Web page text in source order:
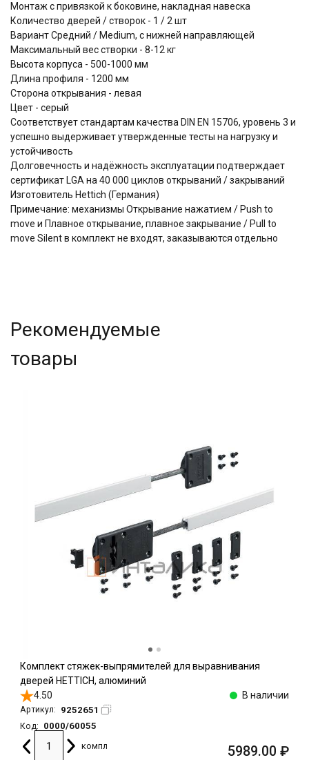
Монтаж с привязкой к боковине, накладная навеска
Количество дверей / створок - 1 / 2 шт
Вариант Средний / Medium, с нижней направляющей
Максимальный вес створки - 8-12 кг
Высота корпуса - 500-1000 мм
Длина профиля - 1200 мм
Сторона открывания - левая
Цвет - серый
Соответствует стандартам качества DIN EN 15706, уровень 3 и
успешно выдерживает утвержденные тесты на нагрузку и
устойчивость
Долговечность и надёжность эксплуатации подтверждает
сертификат LGA на 40 000 циклов открываний / закрываний
Изготовитель Hettich (Германия)
Примечание: механизмы Открывание нажатием / Push to
move и Плавное открывание, плавное закрывание / Pull to
move Silent в комплект не входят, заказываются отдельно
Рекомендуемые
товары
Комплект стяжек-выпрямителей для выравнивания
дверей HETTICH, алюминий
4.50
В наличии
Артикул: 9252651
Код:
0000/60055
компл
5989.00 ₽